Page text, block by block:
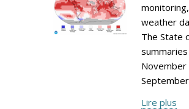
weather
The State
Lire plus